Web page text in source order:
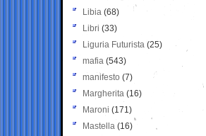
Libia (68)
Libri (33)
Liguria Futurista (25)
mafia (543)
manifesto (7)
Margherita (16)
Maroni (171)
Mastella (16)